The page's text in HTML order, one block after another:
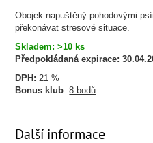
Obojek napuštěný pohodovými
překonávat stresové situace.
Skladem: >10 ks
Předpokládaná expirace:
DPH: 21 %
Bonus klub:8 bodů
Další informace